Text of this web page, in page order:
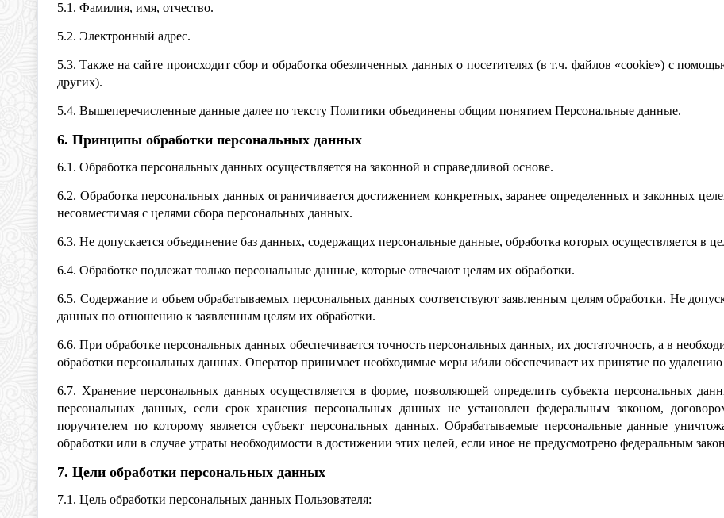
5.1. Фамилия, имя, отчество.
5.2. Электронный адрес.
5.3. Также на сайте происходит сбор и обработка обезличенных данных о посетителях (в т.ч. файлов «cookie») с
других).
5.4. Вышеперечисленные данные далее по тексту Политики объединены общим понятием Персональные данные.
6. Принципы обработки персональных данных
6.1. Обработка персональных данных осуществляется на законной и справедливой основе.
6.2. Обработка персональных данных ограничивается достижением конкретных, заранее определенных и законных
несовместимая с целями сбора персональных данных.
6.3. Не допускается объединение баз данных, содержащих персональные данные, обработка которых осуществляется в
6.4. Обработке подлежат только персональные данные, которые отвечают целям их обработки.
6.5. Содержание и объем обрабатываемых персональных данных соответствуют заявленным целям обработки. Не
данных по отношению к заявленным целям их обработки.
6.6. При обработке персональных данных обеспечивается точность персональных данных, их достаточность, а в
обработки персональных данных. Оператор принимает необходимые меры и/или обеспечивает их принятие по
6.7. Хранение персональных данных осуществляется в форме, позволяющей определить субъекта персональных
персональных данных, если срок хранения персональных данных не установлен федеральным законом,
поручителем по которому является субъект персональных данных. Обрабатываемые персональные данные
обработки или в случае утраты необходимости в достижении этих целей, если иное не предусмотрено федеральным
7. Цели обработки персональных данных
7.1. Цель обработки персональных данных Пользователя: